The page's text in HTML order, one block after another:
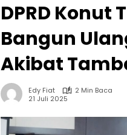
DPRD Konut
Bangun
Akibat
Edy Fiat
2 Min Baca
21 Juli 2025